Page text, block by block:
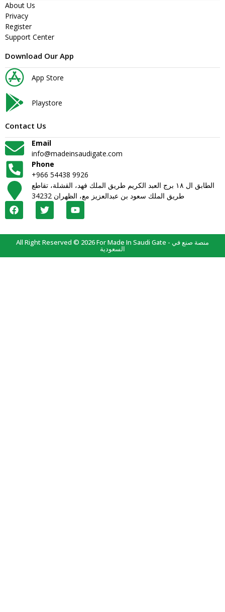
About Us
Privacy
Register
Support Center
Download Our App
App Store
Playstore
Contact Us
Email
info@madeinsaudigate.com
Phone
+966 54438 9926
الطابق ال ١٨ برج العبد الكريم طريق الملك فهد، القشلة، تقاطع
طريق الملك سعود بن عبدالعزيز مع، الظهران 34232
All Right Reserved © 2026 For Made In Saudi Gate - منصة صنع في
السعودية